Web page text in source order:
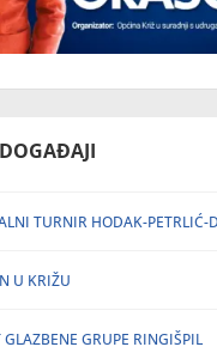
TURNIR HODAK-PETRLIĆ-
U KRIŽU
GLAZBENE GRUPE RINGIŠPIL